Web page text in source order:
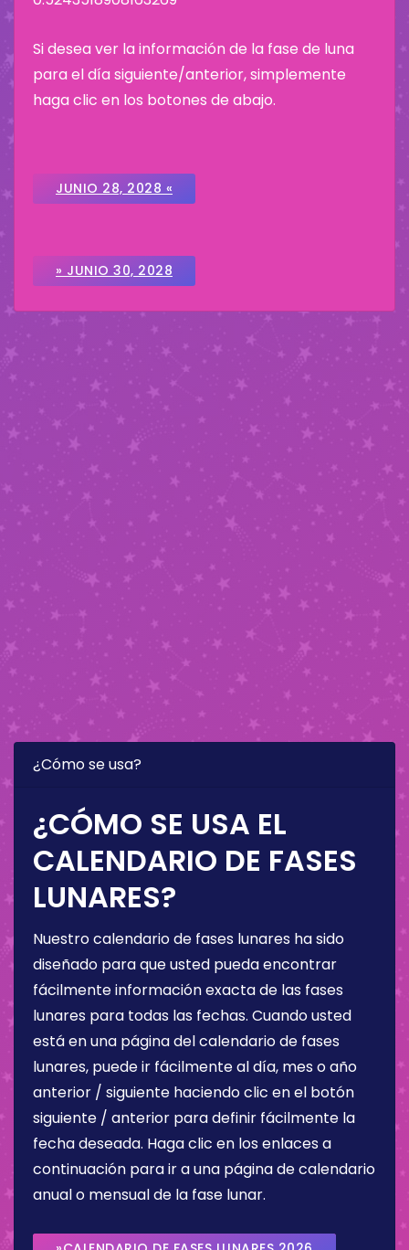
Si desea ver la información de la fase de luna
para el día siguiente/anterior, simplemente
haga clic en los botones de abajo.
JUNIO 28, 2028 «
» JUNIO 30, 2028
¿Cómo se usa?
¿CÓMO SE USA EL
CALENDARIO DE FASES
LUNARES?
Nuestro calendario de fases lunares ha sido
diseñado para que usted pueda encontrar
fácilmente información exacta de las fases
lunares para todas las fechas. Cuando usted
está en una página del calendario de fases
lunares, puede ir fácilmente al día, mes o año
anterior / siguiente haciendo clic en el botón
siguiente / anterior para definir fácilmente la
fecha deseada. Haga clic en los enlaces a
continuación para ir a una página de calendario
anual o mensual de la fase lunar.